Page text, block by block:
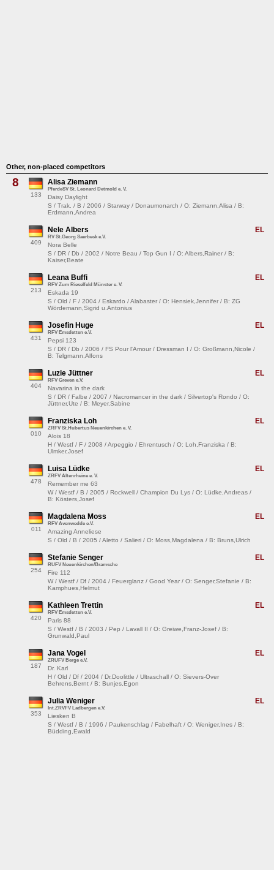
Other, non-placed competitors
8
133
Alisa Ziemann
PferdeSV St. Leonard Detmold e. V.
Daisy Daylight
S / Trak. / B / 2006 / Starway / Donaumonarch / O: Ziemann,Alisa / B:
Erdmann,Andrea
409
EL
Nele Albers
RV St.Georg Saerbeck e.V.
Nora Belle
S / DR / Db / 2002 / Notre Beau / Top Gun I / O: Albers,Rainer / B:
Kaiser,Beate
213
EL
Leana Buffi
RFV Zum Rieselfeld Münster e. V.
Eskada 19
S / Old / F / 2004 / Eskardo / Alabaster / O: Hensiek,Jennifer / B: ZG
Wördemann,Sigrid u.Antonius
431
EL
Josefin Huge
RFV Emsdetten e.V.
Pepsi 123
S / DR / Db / 2006 / FS Pour l'Amour / Dressman I / O: Großmann,Nicole /
B: Telgmann,Alfons
404
EL
Luzie Jüttner
RFV Greven e.V.
Navarina in the dark
S / DR / Falbe / 2007 / Nacromancer in the dark / Silvertop's Rondo / O:
Jüttner,Ute / B: Meyer,Sabine
010
EL
Franziska Loh
ZRFV St.Hubertus Neuenkirchen e. V.
Alois 18
H / Westf / F / 2008 / Arpeggio / Ehrentusch / O: Loh,Franziska / B:
Ulmker,Josef
478
EL
Luisa Lüdke
ZRFV Altenrheine e. V.
Remember me 63
W / Westf / B / 2005 / Rockwell / Champion Du Lys / O: Lüdke,Andreas /
B: Kösters,Josef
011
EL
Magdalena Moss
RFV Avenwedde e.V.
Amazing Anneliese
S / Old / B / 2005 / Aletto / Salieri / O: Moss,Magdalena / B: Bruns,Ulrich
254
EL
Stefanie Senger
RUFV Neuenkirchen/Bramsche
Fire 112
W / Westf / Df / 2004 / Feuerglanz / Good Year / O: Senger,Stefanie / B:
Kamphues,Helmut
420
EL
Kathleen Trettin
RFV Emsdetten e.V.
Paris 88
S / Westf / B / 2003 / Pep / Lavall II / O: Greiwe,Franz-Josef / B:
Grunwald,Paul
187
EL
Jana Vogel
ZRUFV Berge e.V.
Dr. Karl
H / Old / Df / 2004 / Dr.Doolittle / Ultraschall / O: Sievers-Over
Behrens,Bernt / B: Bunjes,Egon
353
EL
Julia Weniger
Int.ZRVFV Ladbergen e.V.
Liesken B
S / Westf / B / 1996 / Paukenschlag / Fabelhaft / O: Weniger,Ines / B:
Büdding,Ewald